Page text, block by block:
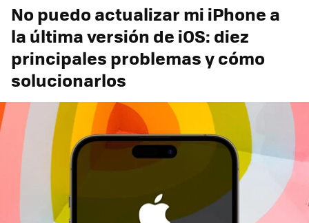
No puedo actualizar mi iPhone a
la última versión de iOS: diez
principales problemas y cómo
solucionarlos